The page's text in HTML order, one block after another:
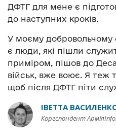
ДФТГ для мене є
до наступних кроків.
У моєму добровольчому
є люди, які пішли
приміром, пішов до
військ, вже воює. Я теж
щоб після ДФТГ піти
ІВЕТТА
Кореспондент